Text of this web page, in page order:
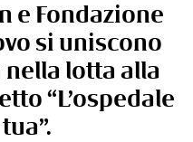
e Fondazione
si uniscono
nella lotta alla
“L’ospedale